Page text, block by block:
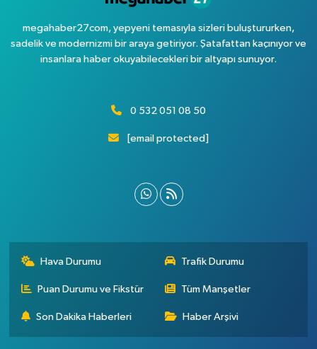
megahaber27com, yepyeni temasıyla sizleri buluştururken,
sadelik ve modernizmi bir araya getiriyor. Şatafattan kaçınıyor ve
insanlara haber okuyabilecekleri bir altyapı sunuyor.
0 532 051 08 50
[email protected]
Hava Durumu Trafik Durumu
Puan Durumu ve Fikstür Tüm Manşetler
Son Dakika Haberleri Haber Arşivi